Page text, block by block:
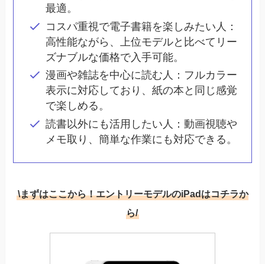
最適。
コスパ重視で電子書籍を楽しみたい人：
高性能ながら、上位モデルと比べてリー
ズナブルな価格で入手可能。
漫画や雑誌を中心に読む人：フルカラー
表示に対応しており、紙の本と同じ感覚
で楽しめる。
読書以外にも活用したい人：動画視聴や
メモ取り、簡単な作業にも対応できる。
\まずはここから！エントリーモデルのiPadはコチラか
ら/